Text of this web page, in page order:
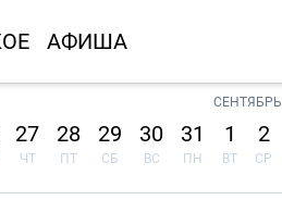
АФИША
27
ЧТ
28
ПТ
29
СБ
30
ВС
31
ПН
СЕНТЯБРЬ
1
ВТ
2
СР